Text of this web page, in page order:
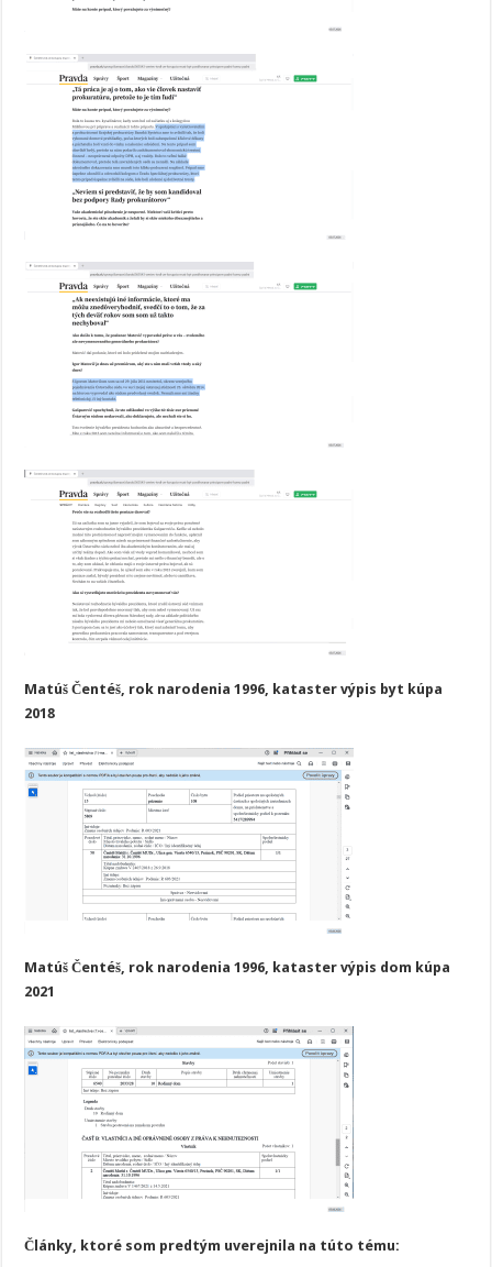
Matúš Čentéš, rok narodenia 1996, kataster výpis byt kúpa
2018
Matúš Čentéš, rok narodenia 1996, kataster výpis dom kúpa
2021
Články, ktoré som predtým uverejnila na túto tému: